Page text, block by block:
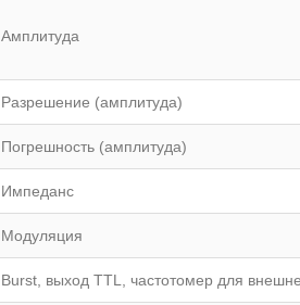
Амплитуда
Разрешение (амплитуда)
Погрешность (амплитуда)
Импеданс
Модуляция
Burst, выход TTL, частотомер для